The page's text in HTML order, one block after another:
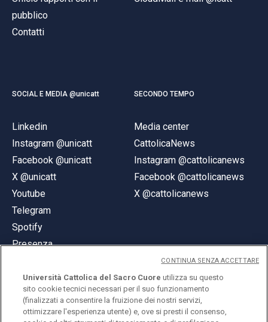
pubblico
Contatti
SOCIAL E MEDIA @unicatt
Linkedin
Instagram @unicatt
Facebook @unicatt
X @unicatt
Youtube
Telegram
Spotify
Presenza
SECONDO TEMPO
Media center
CattolicaNews
Instagram @cattolicanews
Facebook @cattolicanews
X @cattolicanews
© Università Cattolica del Sacro Cuore
Università Cattolica del Sacro Cuore utilizza su questo
sito cookie tecnici necessari per il suo funzionamento
(finalizzati a consentire la fruizione dei nostri servizi,
ottimizzare l'esperienza utente) e, ove si presti il consenso,
CONTINUA SENZA ACCETTARE